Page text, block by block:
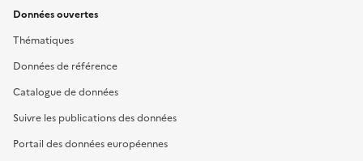
Données ouvertes
Thématiques
Données de référence
Catalogue de données
Suivre les publications des données
Portail des données européennes